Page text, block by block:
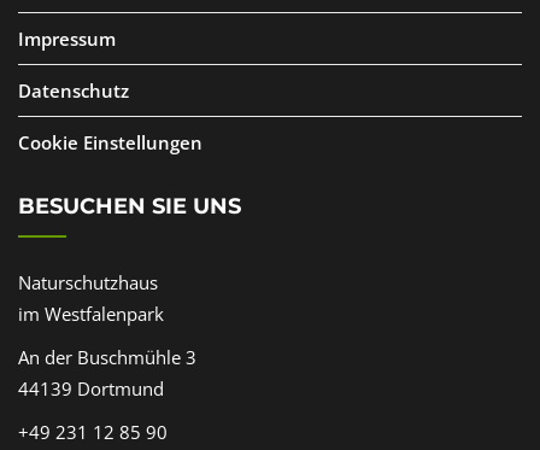
Impressum
Datenschutz
Cookie Einstellungen
BESUCHEN SIE UNS
Naturschutzhaus
im Westfalenpark
An der Buschmühle 3
44139 Dortmund
+49 231 12 85 90